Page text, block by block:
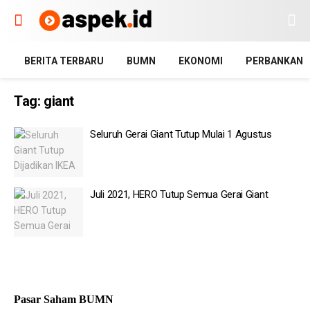
BERITA TERBARU BUMN EKONOMI PERBANKAN
Tag: giant
Seluruh Gerai Giant Tutup Mulai 1 Agustus
Juli 2021, HERO Tutup Semua Gerai Giant
Pasar Saham BUMN